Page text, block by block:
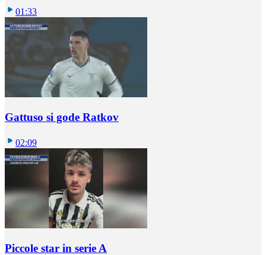
01:33
Gattuso si gode Ratkov
02:09
Piccole star in serie A